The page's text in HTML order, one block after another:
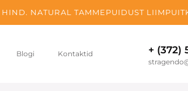
NATURAL TAMMEPUIDUST
Blogi Kontaktid + (372)